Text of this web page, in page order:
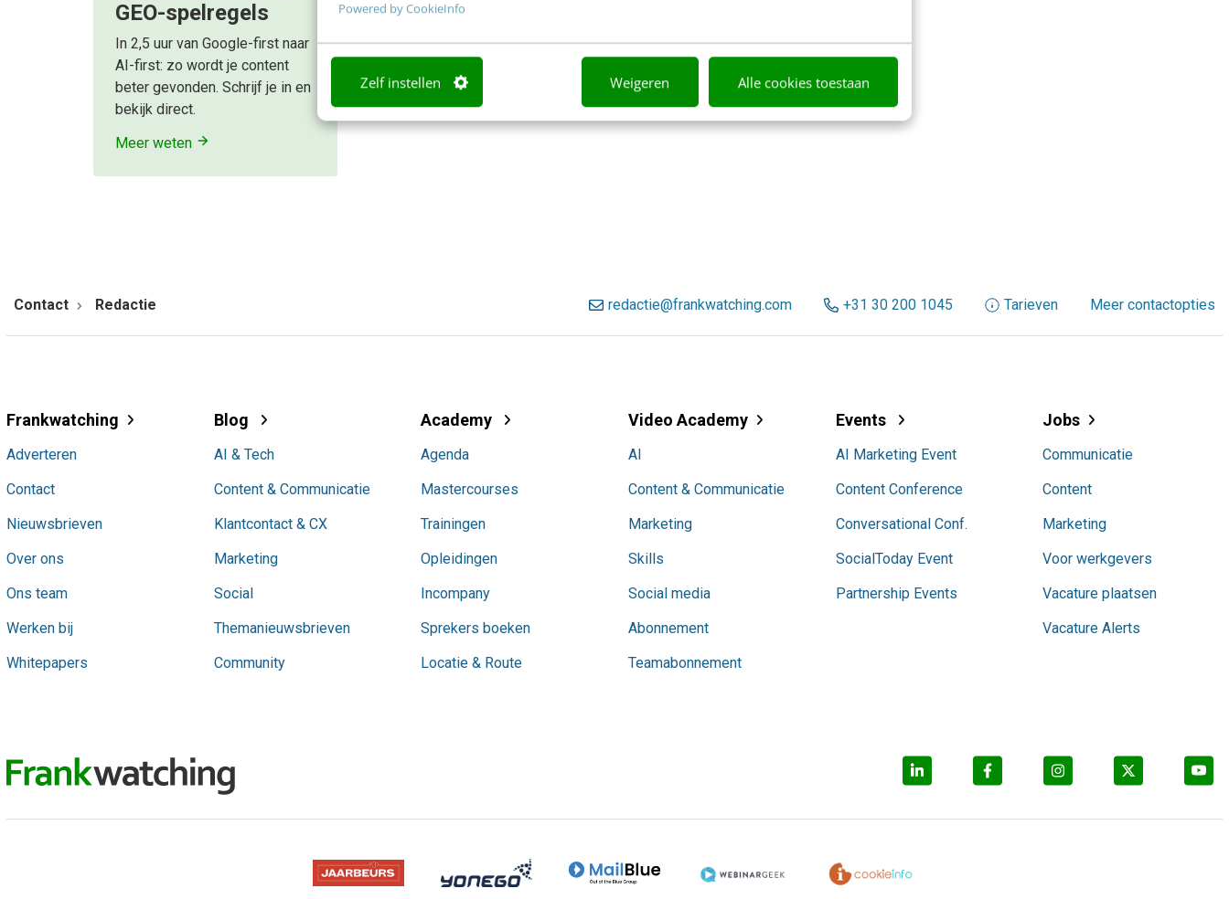
Powered by CookieInfo
Zelf instellen Weigeren Alle cookies toestaan
GEO-spelregels
In 2,5 uur van Google-first naar
AI-first: zo wordt je content
beter gevonden. Schrijf je in en
bekijk direct.
Meer weten
Contact Redactie redactie@frankwatching.com +31 30 200 1045 Tarieven Meer contactopties
Frankwatching
Adverteren
Contact
Nieuwsbrieven
Over ons
Ons team
Werken bij
Whitepapers
Blog
AI & Tech
Content & Communicatie
Klantcontact & CX
Marketing
Social
Themanieuwsbrieven
Community
Academy
Agenda
Mastercourses
Trainingen
Opleidingen
Incompany
Sprekers boeken
Locatie & Route
Video Academy
AI
Content & Communicatie
Marketing
Skills
Social media
Abonnement
Teamabonnement
Events
AI Marketing Event
Content Conference
Conversational Conf.
SocialToday Event
Partnership Events
Jobs
Communicatie
Content
Marketing
Voor werkgevers
Vacature plaatsen
Vacature Alerts